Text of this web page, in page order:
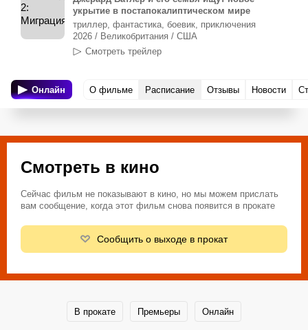
укрытие в постапокалиптическом мире
триллер, фантастика, боевик, приключения
2026 / Великобритания / США
Смотреть трейлер
Онлайн О фильме Расписание Отзывы Новости
Смотреть в кино
Сейчас фильм не показывают в кино, но мы можем прислать
вам сообщение, когда этот фильм снова появится в прокате
Сообщить о выходе в прокат
В прокате Премьеры Онлайн